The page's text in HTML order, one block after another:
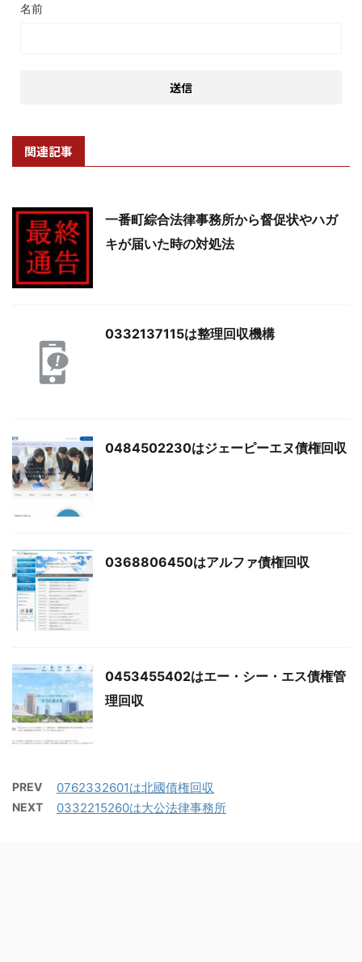
名前
関連記事
一番町綜合法律事務所から督促状やハガ
キが届いた時の対処法
0332137115は整理回収機構
0484502230はジェーピーエヌ債権回収
0368806450はアルファ債権回収
0453455402はエー・シー・エス債権管
理回収
PREV 0762332601は北國債権回収
NEXT 0332215260は大公法律事務所